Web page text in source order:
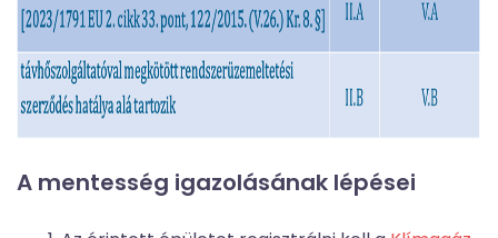
A mentesség igazolásának lépései